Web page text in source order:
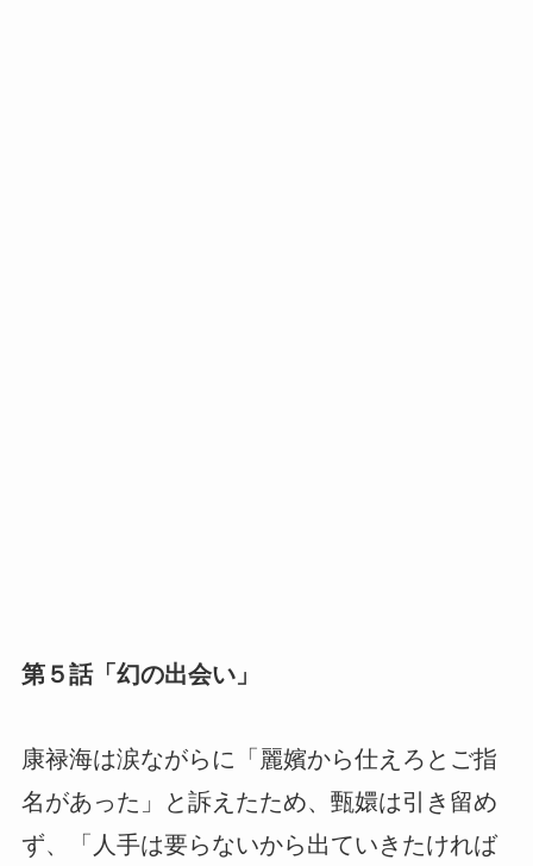
第５話「幻の出会い」
康禄海は涙ながらに「麗嬪から仕えろとご指
名があった」と訴えたため、甄嬛は引き留め
ず、「人手は要らないから出ていきたければ